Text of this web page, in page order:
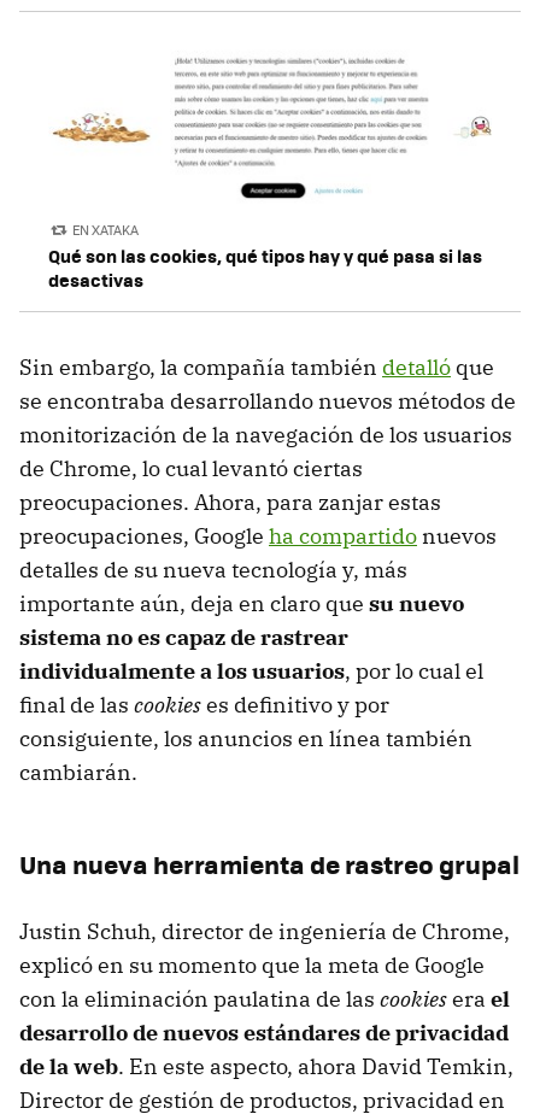
EN XATAKA
Qué son las cookies, qué tipos hay y qué pasa si las
desactivas
Sin embargo, la compañía también detalló que
se encontraba desarrollando nuevos métodos de
monitorización de la navegación de los usuarios
de Chrome, lo cual levantó ciertas
preocupaciones. Ahora, para zanjar estas
preocupaciones, Google ha compartido nuevos
detalles de su nueva tecnología y, más
importante aún, deja en claro que su nuevo
sistema no es capaz de rastrear
individualmente a los usuarios, por lo cual el
final de las cookieses definitivo y por
consiguiente, los anuncios en línea también
cambiarán.
Una nueva herramienta de rastreo grupal
Justin Schuh, director de ingeniería de Chrome,
explicó en su momento que la meta de Google
con la eliminación paulatina de las cookiesera el
desarrollo de nuevos estándares de privacidad
de la web. En este aspecto, ahora David Temkin,
Director de gestión de productos, privacidad en